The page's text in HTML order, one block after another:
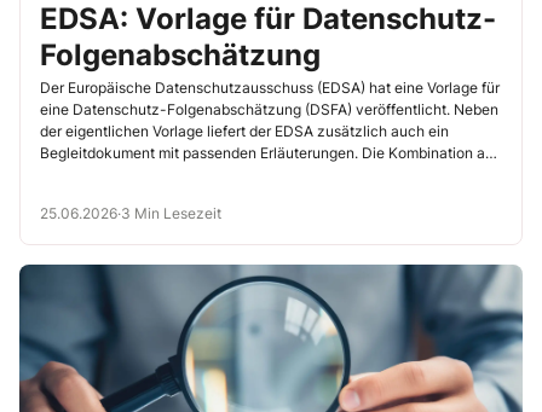
EDSA: Vorlage für Datenschutz-
Folgenabschätzung
Der Europäische Datenschutzausschuss (EDSA) hat eine Vorlage für
eine Datenschutz-Folgenabschätzung (DSFA) veröffentlicht. Neben
der eigentlichen Vorlage liefert der EDSA zusätzlich auch ein
Begleitdokument mit passenden Erläuterungen. Die Kombination aus
25.06.2026·3 Min Lesezeit